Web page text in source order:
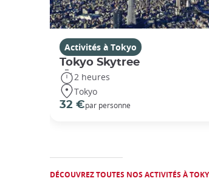
Activités à Tokyo
Tokyo Skytree
2 heures
Tokyo
32 €par personne
DÉCOUVREZ TOUTES NOS ACTIVITÉS À